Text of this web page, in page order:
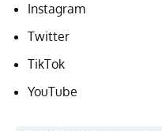
Instagram
Twitter
TikTok
YouTube